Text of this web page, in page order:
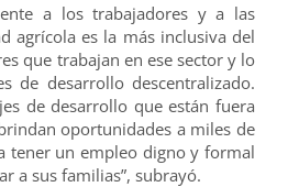
a los trabajadores y a las
agrícola es la más inclusiva del
que trabajan en ese sector y lo
de desarrollo descentralizado.
de desarrollo que están fuera
oportunidades a miles de
tener un empleo digno y formal
a sus familias”, subrayó.